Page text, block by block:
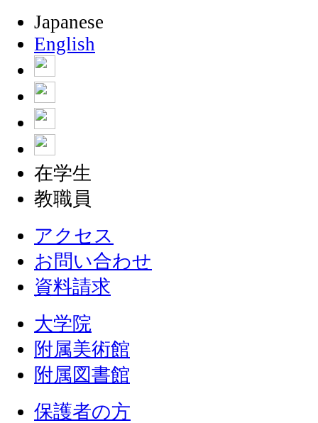
Japanese
English
在学生
教職員
アクセス
お問い合わせ
資料請求
大学院
附属美術館
附属図書館
保護者の方